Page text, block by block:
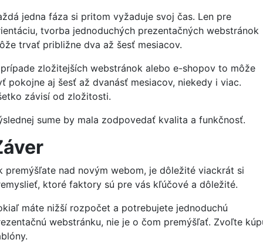
jedna fáza si pritom vyžaduje svoj čas. Len pre
tvorba jednoduchých prezentačných webstránok
trvať približne dva až šesť mesiacov.
zložitejších webstránok alebo e-shopov to môže
pokojne aj šesť až dvanásť mesiacov, niekedy i viac.
závisí od zložitosti.
sume by mala zodpovedať kvalita a funkčnosť.
premýšľate nad novým webom, je dôležité viackrát si
ktoré faktory sú pre vás kľúčové a dôležité.
máte nižší rozpočet a potrebujete jednoduchú
webstránku, nie je o čom premýšľať. Zvoľte